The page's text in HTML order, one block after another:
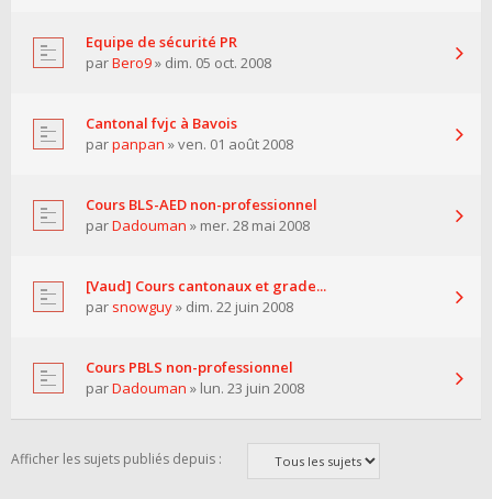
Equipe de sécurité PR
parBero9» dim. 05 oct. 2008
Cantonal fvjc à Bavois
parpanpan » ven. 01 août 2008
Cours BLS-AED non-professionnel
parDadouman » mer. 28 mai 2008
[Vaud] Cours cantonaux et grade...
par snowguy» dim. 22 juin 2008
Cours PBLS non-professionnel
parDadouman » lun. 23 juin 2008
Afficher les sujets publiés depuis :